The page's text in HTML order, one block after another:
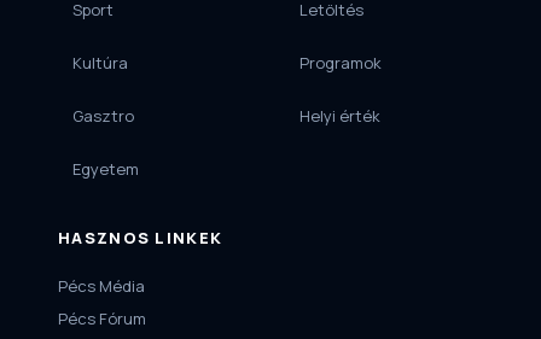
Sport
Kultúra
Gasztro
Egyetem
Letöltés
Programok
Helyi érték
HASZNOS LINKEK
Pécs Média
Pécs Fórum